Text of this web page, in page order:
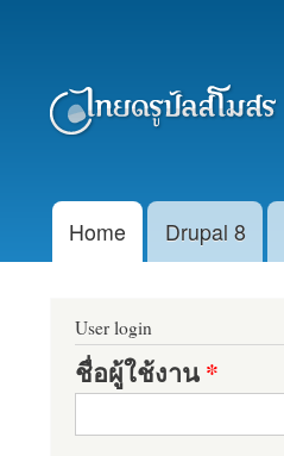
Main menu
Home Drupal 8
User login
ชื่อผู้ใช้งาน*